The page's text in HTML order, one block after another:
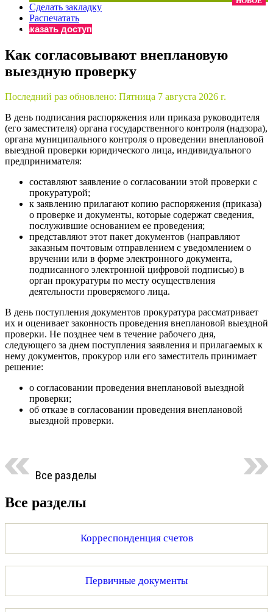
Бератор
«Практическая энциклопедия бухгалтера»
«Нормативные акты для бухгалтера»
Материалы электронного журнала
«Практическая бухгалтерия»
Онлайн-сервисы «Учетная политика» и «Алгоритмы для
Просто заполните форму, и мы вышлем вам на почту
Сделать закладку
Распечатать
Заказать доступ
Как согласовывают внеплановую
выездную проверку
Последний раз обновлено: Пятница 7 августа 2026 г.
В день подписания распоряжения или приказа руководителя
(его заместителя) органа государственного контроля (надзора),
органа муниципального контроля о проведении внеплановой
выездной проверки юридического лица, индивидуального
предпринимателя:
составляют заявление о согласовании этой проверки с
прокуратурой;
к заявлению прилагают копию распоряжения (приказа)
о проверке и документы, которые содержат сведения,
послужившие основанием ее проведения;
представляют этот пакет документов (направляют
заказным почтовым отправлением с уведомлением о
вручении или в форме электронного документа,
подписанного электронной цифровой подписью) в
орган прокуратуры по месту осуществления
деятельности проверяемого лица.
В день поступления документов прокуратура рассматривает
их и оценивает законность проведения внеплановой выездной
проверки. Не позднее чем в течение рабочего дня,
следующего за днем поступления заявления и прилагаемых к
нему документов, прокурор или его заместитель принимает
решение:
о согласовании проведения внеплановой выездной
проверки;
об отказе в согласовании проведения внеплановой
выездной проверки.
Все разделы
Все разделы
Корреспонденция счетов
Первичные документы